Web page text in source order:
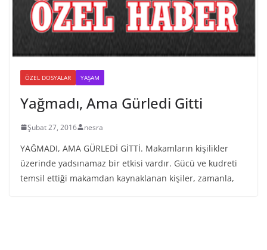
ÖZEL DOSYALAR YAŞAM
Yağmadı, Ama Gürledi Gitti
Şubat 27, 2016 nesra
YAĞMADI, AMA GÜRLEDİ GİTTİ. Makamların kişilikler
üzerinde yadsınamaz bir etkisi vardır. Gücü ve kudreti
temsil ettiği makamdan kaynaklanan kişiler, zamanla,